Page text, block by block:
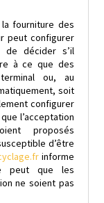
fourniture des
peut configurer
de décider s’il
à ce que des
ou, au
soit
configurer
l’acceptation
proposés
d’être
informe
peut que les
ne soient pas